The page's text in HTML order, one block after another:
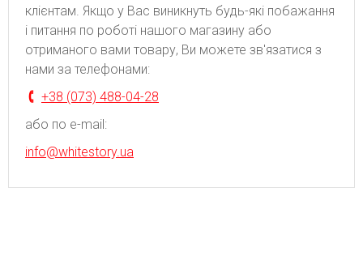
клієнтам. Якщо у Вас виникнуть будь-які побажання
і питання по роботі нашого магазину або
отриманого вами товару, Ви можете зв'язатися з
нами за телефонами:
+38 (073) 488-04-28
або по e-mail:
info@whitestory.ua